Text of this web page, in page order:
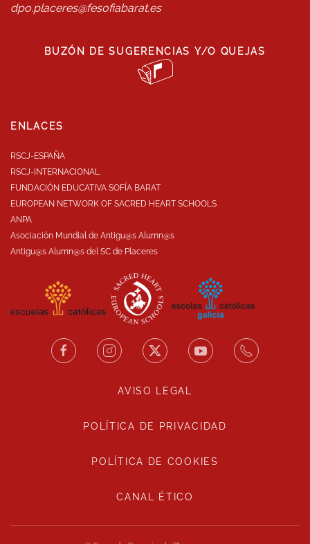
dpo.placeres@fesofiabarat.es
BUZÓN DE SUGERENCIAS Y/O QUEJAS
ENLACES
RSCJ-ESPAÑA
RSCJ-INTERNACIONAL
FUNDACIÓN EDUCATIVA SOFÍA BARAT
EUROPEAN NETWORK OF SACRED HEART SCHOOLS
ANPA
Asociación Mundial de Antigu@s Alumn@s
Antigu@s Alumn@s del SC de Placeres
AVISO LEGAL
POLÍTICA DE PRIVACIDAD
POLÍTICA DE COOKIES
CANAL ÉTICO